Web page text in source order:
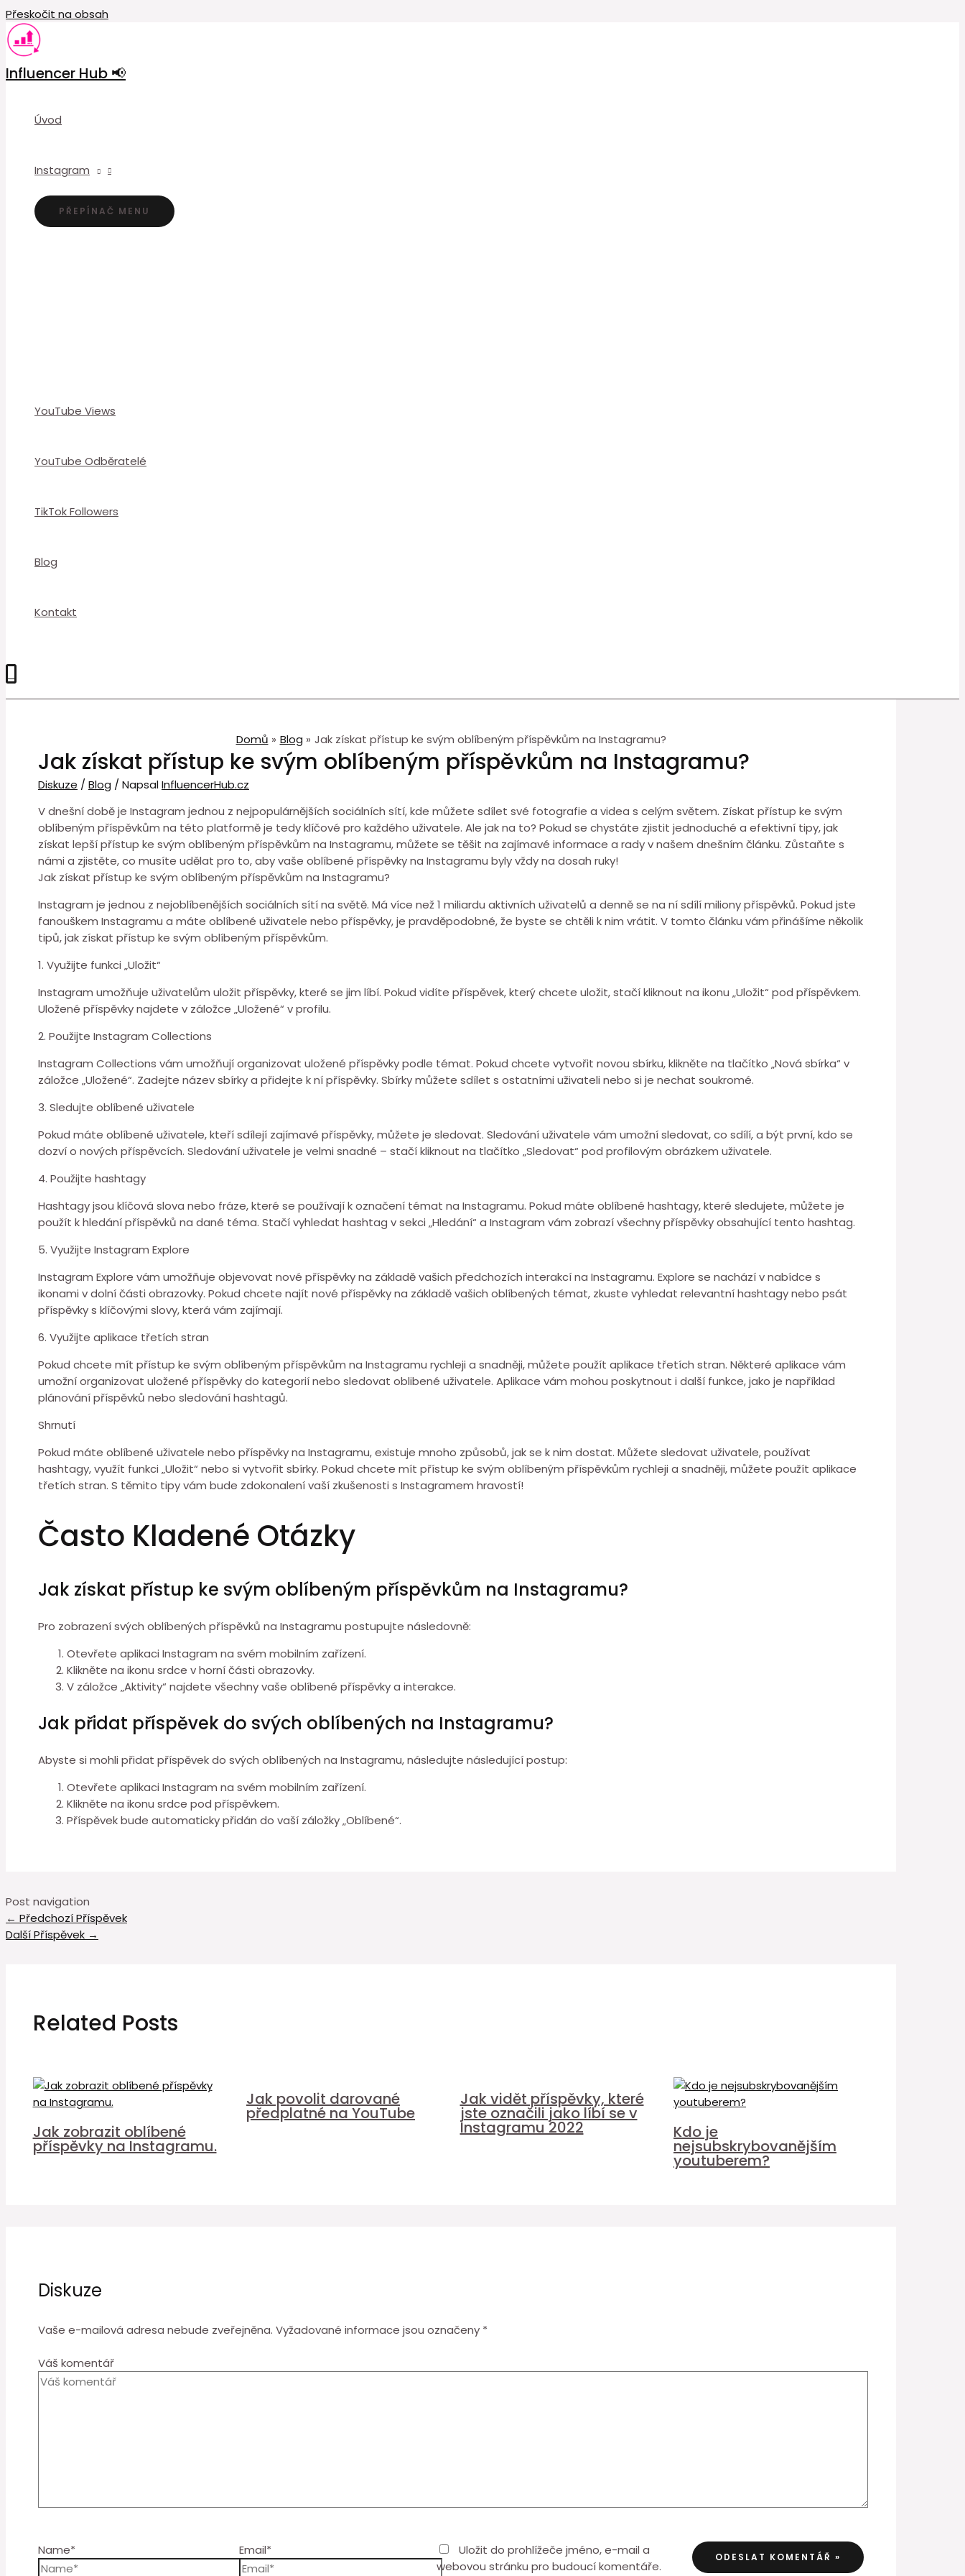
Přeskočit na obsah
Influencer Hub 📢
Úvod
Instagram
PŘEPÍNAČ MENU
YouTube Views
YouTube Odběratelé
TikTok Followers
Blog
Kontakt
Domů Blog Jak získat přístup ke svým oblíbeným příspěvkům na Instagramu?
Jak získat přístup ke svým oblíbeným příspěvkům na Instagramu?
Diskuze / Blog / NapsalInfluencerHub.cz
V dnešní době je Instagram jednou z nejpopulárnějších sociálních sítí, kde můžete sdílet své fotografie a videa s celým světem. Získat přístup ke svým
oblíbeným příspěvkům na této platformě je tedy klíčové pro každého uživatele. Ale jak na to? Pokud se chystáte zjistit jednoduché a efektivní tipy, jak
získat lepší přístup ke svým oblíbeným příspěvkům na Instagramu, můžete se těšit na zajímavé informace a rady v našem dnešním článku. Zůstaňte s
námi a zjistěte, co musíte udělat pro to, aby vaše oblíbené příspěvky na Instagramu byly vždy na dosah ruky!
Jak získat přístup ke svým oblíbeným příspěvkům na Instagramu?
Instagram je jednou z nejoblíbenějších sociálních sítí na světě. Má více než 1 miliardu aktivních uživatelů a denně se na ní sdílí miliony příspěvků. Pokud jste
fanouškem Instagramu a máte oblíbené uživatele nebo příspěvky, je pravděpodobné, že byste se chtěli k nim vrátit. V tomto článku vám přinášíme několik
tipů, jak získat přístup ke svým oblíbeným příspěvkům.
1. Využijte funkci „Uložit“
Instagram umožňuje uživatelům uložit příspěvky, které se jim líbí. Pokud vidíte příspěvek, který chcete uložit, stačí kliknout na ikonu „Uložit“ pod příspěvkem.
Uložené příspěvky najdete v záložce „Uložené“ v profilu.
2. Použijte Instagram Collections
Instagram Collections vám umožňují organizovat uložené příspěvky podle témat. Pokud chcete vytvořit novou sbírku, klikněte na tlačítko „Nová sbírka“ v
záložce „Uložené“. Zadejte název sbírky a přidejte k ní příspěvky. Sbírky můžete sdílet s ostatními uživateli nebo si je nechat soukromé.
3. Sledujte oblíbené uživatele
Pokud máte oblíbené uživatele, kteří sdílejí zajímavé příspěvky, můžete je sledovat. Sledování uživatele vám umožní sledovat, co sdílí, a být první, kdo se
dozví o nových příspěvcích. Sledování uživatele je velmi snadné – stačí kliknout na tlačítko „Sledovat“ pod profilovým obrázkem uživatele.
4. Použijte hashtagy
Hashtagy jsou klíčová slova nebo fráze, které se používají k označení témat na Instagramu. Pokud máte oblíbené hashtagy, které sledujete, můžete je
použít k hledání příspěvků na dané téma. Stačí vyhledat hashtag v sekci „Hledání“ a Instagram vám zobrazí všechny příspěvky obsahující tento hashtag.
5. Využijte Instagram Explore
Instagram Explore vám umožňuje objevovat nové příspěvky na základě vašich předchozích interakcí na Instagramu. Explore se nachází v nabídce s
ikonami v dolní části obrazovky. Pokud chcete najít nové příspěvky na základě vašich oblíbených témat, zkuste vyhledat relevantní hashtagy nebo psát
příspěvky s klíčovými slovy, která vám zajímají.
6. Využijte aplikace třetích stran
Pokud chcete mít přístup ke svým oblíbeným příspěvkům na Instagramu rychleji a snadněji, můžete použít aplikace třetích stran. Některé aplikace vám
umožní organizovat uložené příspěvky do kategorií nebo sledovat oblibené uživatele. Aplikace vám mohou poskytnout i další funkce, jako je například
plánování příspěvků nebo sledování hashtagů.
Shrnutí
Pokud máte oblíbené uživatele nebo příspěvky na Instagramu, existuje mnoho způsobů, jak se k nim dostat. Můžete sledovat uživatele, používat
hashtagy, využít funkci „Uložit“ nebo si vytvořit sbírky. Pokud chcete mít přístup ke svým oblíbeným příspěvkům rychleji a snadněji, můžete použít aplikace
třetích stran. S těmito tipy vám bude zdokonalení vaší zkušenosti s Instagramem hravostí!
Často Kladené Otázky
Jak získat přístup ke svým oblíbeným příspěvkům na Instagramu?
Pro zobrazení svých oblíbených příspěvků na Instagramu postupujte následovně:
Otevřete aplikaci Instagram na svém mobilním zařízení.
Klikněte na ikonu srdce v horní části obrazovky.
V záložce „Aktivity“ najdete všechny vaše oblíbené příspěvky a interakce.
Jak přidat příspěvek do svých oblíbených na Instagramu?
Abyste si mohli přidat příspěvek do svých oblíbených na Instagramu, následujte následující postup:
Otevřete aplikaci Instagram na svém mobilním zařízení.
Klikněte na ikonu srdce pod příspěvkem.
Příspěvek bude automaticky přidán do vaší záložky „Oblíbené“.
Post navigation
← Předchozí Příspěvek
Další Příspěvek →
Related Posts
Jak zobrazit oblíbené
příspěvky na Instagramu.
Jak povolit darované
předplatné na YouTube
Jak vidět příspěvky, které
jste označili jako líbí se v
Instagramu 2022 Kdo je
nejsubskrybovanějším
youtuberem?
Diskuze
Vaše e-mailová adresa nebude zveřejněna. Vyžadované informace jsou označeny *
Váš komentář
Name* Email*
Uložit do prohlížeče jméno, e-mail a
webovou stránku pro budoucí komentáře.